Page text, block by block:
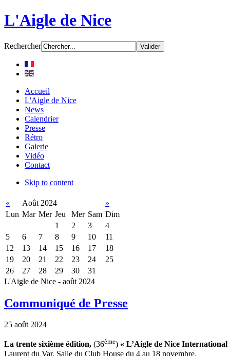
L'Aigle de Nice
Rechercher
Accueil
L'Aigle de Nice
News
Calendrier
Presse
Rétro
Galerie
Vidéo
Contact
Skip to content
« Août 2024
»
Lun Mar Mer Jeu Mer Sam Dim
1
2 3
4
5
6 7 8 9 10
11
12
13 14 15 16 17
18
19
20 21 22 23 24
25
26
27 28 29 30
31
L'Aigle de Nice - août 2024
Communiqué de Presse
25 août 2024
La trente sixième édition, (36ème) « L’Aigle de Nice International
Laurent du Var, Salle du Club House du 4 au 18 novembre.